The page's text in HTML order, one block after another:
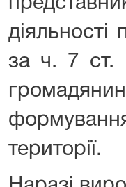
діяльності
за ч. 7 ст.
території.